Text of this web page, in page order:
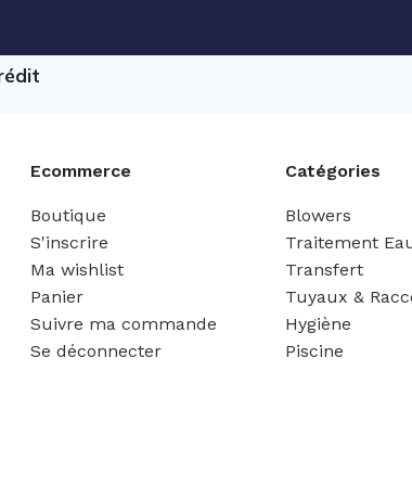
Ecommerce
Boutique
S'inscrire
Ma wishlist
Panier
Suivre ma commande
Se déconnecter
Catégories
Blowers
Traitement
Transfert
Tuyaux &
Hygiène
Piscine